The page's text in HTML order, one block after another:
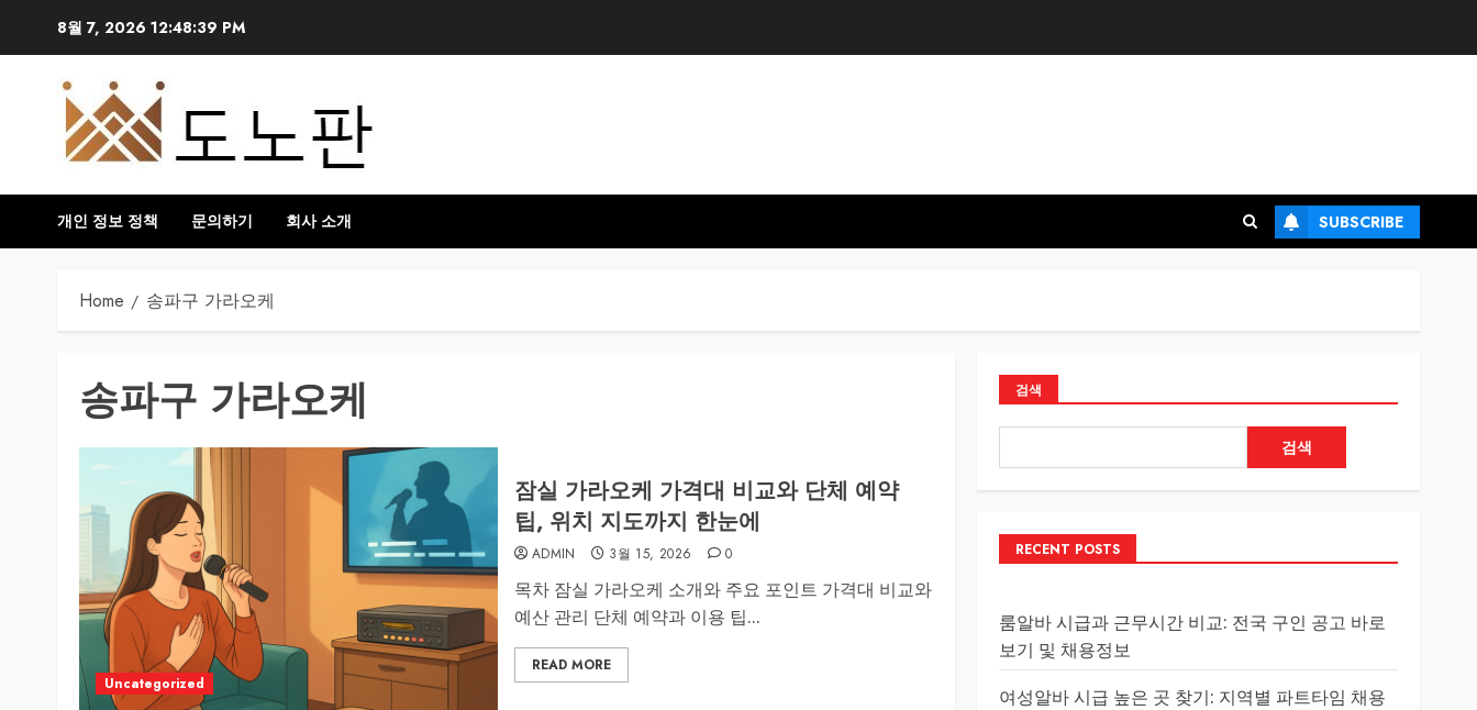
8월 7, 2026 12:48:40 PM
개인 정보 정책 문의하기 회사 소개 SUBSCRIBE
Home 송파구 가라오케
송파구 가라오케
Uncategorized
잠실 가라오케 가격대 비교와 단체 예약
팁, 위치 지도까지 한눈에
ADMIN 3월 15, 2026 0
목차 잠실 가라오케 소개와 주요 포인트 가격대 비교와
예산 관리 단체 예약과 이용 팁...
READ MORE
검색
검색
RECENT POSTS
룸알바 시급과 근무시간 비교: 전국 구인 공고 바로
보기 및 채용정보
여성알바 시급 높은 곳 찾기: 지역별 파트타임 채용